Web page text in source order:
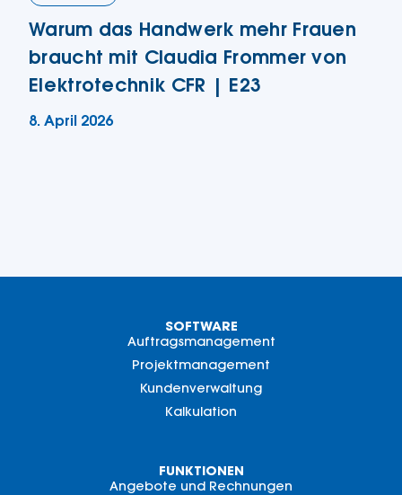
Warum das Handwerk mehr Frauen
braucht mit Claudia Frommer von
Elektrotechnik CFR | E23
8. April 2026
SOFTWARE
Auftragsmanagement
Projektmanagement
Kundenverwaltung
Kalkulation
FUNKTIONEN
Angebote und Rechnungen